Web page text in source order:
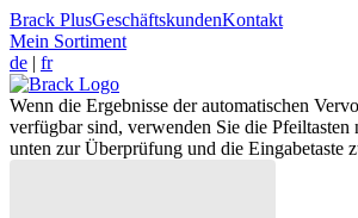
Brack PlusGeschäftskundenKontakt
Mein Sortiment
de | fr
Wenn die Ergebnisse der automatischen
verfügbar sind, verwenden Sie die Pfeiltasten
unten zur Überprüfung und die Eingabetaste